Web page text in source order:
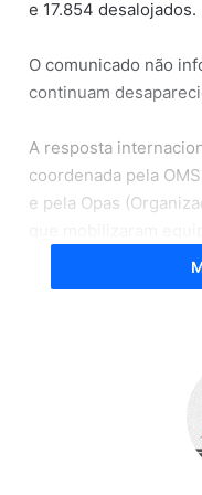
e 17.854 desalojados.
O comunicado não
continuam
A resposta
coordenada pela
e pela Opas
e realizaram
nos dias seguintes
aponta para um
As avaliações
entre La Guaira e
parte do